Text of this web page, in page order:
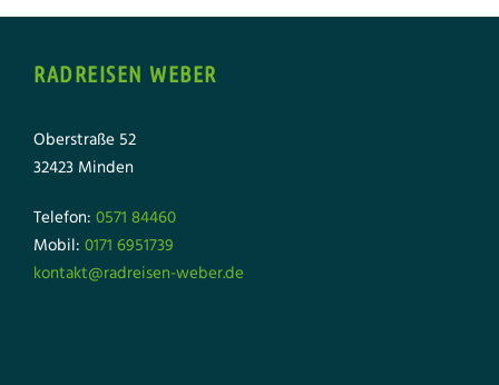
RADREISEN WEBER
Oberstraße 52
32423 Minden
Telefon: 0571 84460
Mobil: 0171 6951739
kontakt@radreisen-weber.de